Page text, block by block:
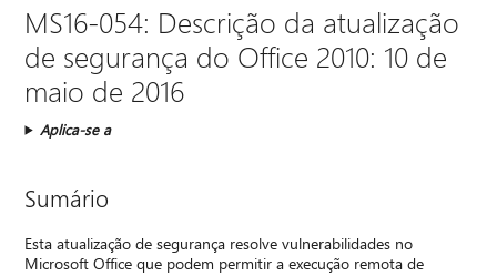
MS16-054: Descrição da atualização
de segurança do Office 2010: 10 de
maio de 2016
Aplica-se a
Sumário
Esta atualização de segurança resolve vulnerabilidades no
Microsoft Office que podem permitir a execução remota de